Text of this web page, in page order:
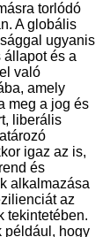
torlódó
A globális
ugyanis
állapot és a
való
amely
meg a jog és
liberális
igaz az is,
és
alkalmazása
az
tekintetében.
például, hogy